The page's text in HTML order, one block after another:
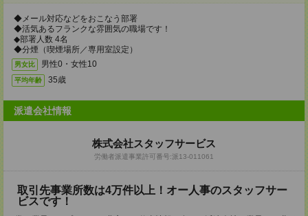
◆メール対応などをおこなう部署
◆活気あるフランクな雰囲気の職場です！
◆部署人数 4名
◆分煙（喫煙場所／専用室設定）
男女比 男性0・女性10
平均年齢 35歳
派遣会社情報
株式会社スタッフサービス
労働者派遣事業許可番号:派13-011061
取引先事業所数は4万件以上！オー人事のスタッフサー
ビスです！